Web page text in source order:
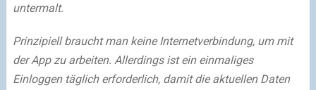
untermalt.
Prinzipiell braucht man keine Internetverbindung, um mit
der App zu arbeiten. Allerdings ist ein einmaliges
Einloggen täglich erforderlich, damit die aktuellen Daten